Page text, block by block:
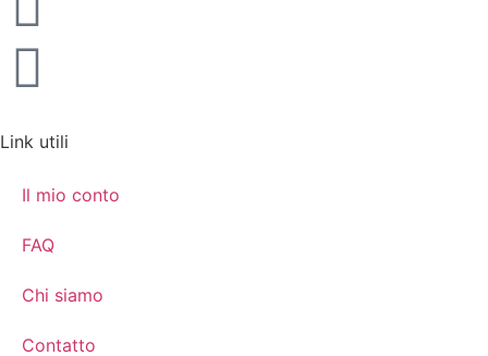
Link utili
Il mio conto
FAQ
Chi siamo
Contatto